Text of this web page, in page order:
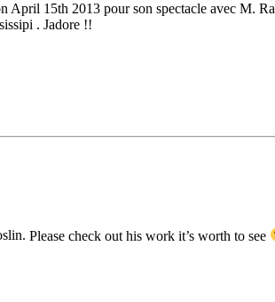
April 15th 2013 pour son spectacle avec M.
. Jadore !!
. Please check out his work it’s worth to see